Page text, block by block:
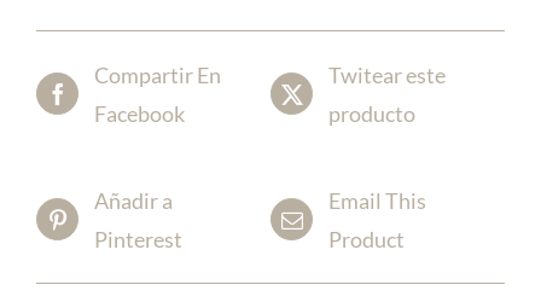
Compartir En
Facebook
Twitear este
producto
Añadir a
Pinterest
Email This
Product